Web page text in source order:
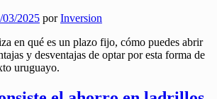
03/2025 porInversion
en qué es un plazo fijo, cómo puedes abrir
y desventajas de optar por esta forma de
uruguayo.